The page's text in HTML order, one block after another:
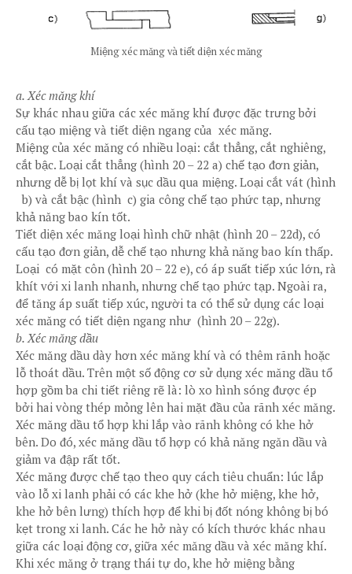
Miệng xéc măng và tiết diện xéc măng
a. Xéc măng khí
Sự khác nhau giữa các xéc măng khí được đặc trưng bởi
cấu tạo miệng và tiết diện ngang của xéc măng.
Miệng của xéc măng có nhiều loại: cắt thẳng, cắt nghiêng,
cắt bậc. Loại cắt thẳng (hình 20 – 22 a) chế tạo đơn giản,
nhưng dễ bị lọt khí và sục dầu qua miệng. Loại cắt vát (hình
b) và cắt bậc (hình c) gia công chế tạo phức tạp, nhưng
khả năng bao kín tốt.
Tiết diện xéc măng loại hình chữ nhật (hình 20 – 22d), có
cấu tạo đơn giản, dễ chế tạo nhưng khả năng bao kín thấp.
Loại có mặt côn (hình 20 – 22 e), có áp suất tiếp xúc lớn, rà
khít với xi lanh nhanh, nhưng chế tạo phức tạp. Ngoài ra,
để tăng áp suất tiếp xúc, người ta có thể sử dụng các loại
xéc măng có tiết diện ngang như (hình 20 – 22g).
b. Xéc măng dầu
Xéc măng dầu dày hơn xéc măng khí và có thêm rãnh hoặc
lỗ thoát dầu. Trên một số động cơ sử dụng xéc măng dầu tổ
hợp gồm ba chi tiết riêng rẽ là: lò xo hình sóng được ép
bởi hai vòng thép mỏng lên hai mặt đầu của rãnh xéc măng.
Xéc măng dầu tổ hợp khi lắp vào rãnh không có khe hở
bên. Do đó, xéc măng dầu tổ hợp có khả năng ngăn dầu và
giảm va đập rất tốt.
Xéc măng được chế tạo theo quy cách tiêu chuẩn: lúc lắp
vào lỗ xi lanh phải có các khe hở (khe hở miệng, khe hở,
khe hở bên lưng) thích hợp để khi bị đốt nóng không bị bó
kẹt trong xi lanh. Các he hở này có kích thước khác nhau
giữa các loại động cơ, giữa xéc măng dầu và xéc măng khí.
Khi xéc măng ở trạng thái tự do, khe hở miệng bằng